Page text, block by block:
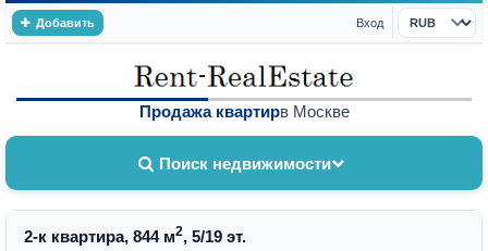
Добавить Вход
Валюта
Продажа квартирв Москве
Поиск недвижимости
2-к квартира, 844 м2, 5/19 эт.